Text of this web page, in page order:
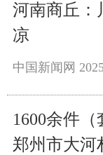
河南商丘：
凉
中国新闻网
1600余件
郑州市大河